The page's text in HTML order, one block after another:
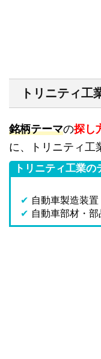
トリニティ工
銘柄テーマの探し
に、トリニティ工
トリニティ工業の
✔ 自動車製造装置
✔ 自動車部材・部